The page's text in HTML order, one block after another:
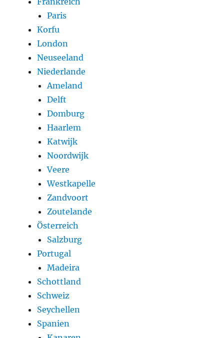
Paris
Korfu
London
Neuseeland
Niederlande
Ameland
Delft
Domburg
Haarlem
Katwijk
Noordwijk
Veere
Westkapelle
Zandvoort
Zoutelande
Österreich
Salzburg
Portugal
Madeira
Schottland
Schweiz
Seychellen
Spanien